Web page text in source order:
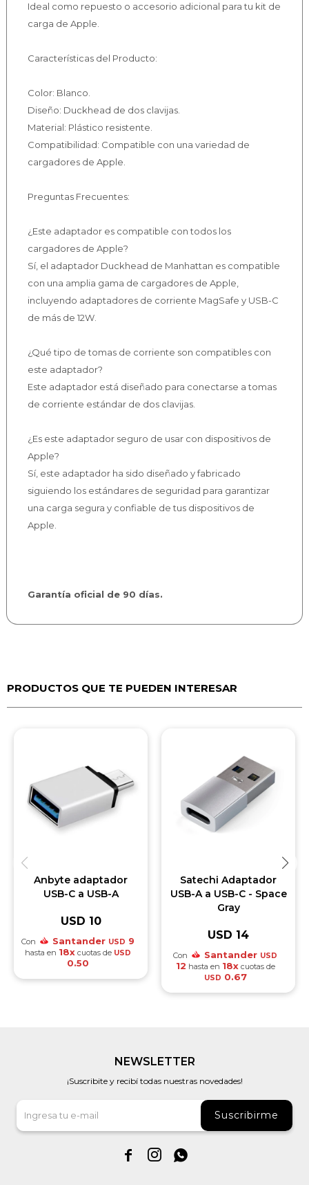
Ideal como repuesto o accesorio adicional para tu kit de
carga de Apple.
Características del Producto:
Color: Blanco.
Diseño: Duckhead de dos clavijas.
Material: Plástico resistente.
Compatibilidad: Compatible con una variedad de
cargadores de Apple.
Preguntas Frecuentes:
¿Este adaptador es compatible con todos los
cargadores de Apple?
Sí, el adaptador Duckhead de Manhattan es compatible
con una amplia gama de cargadores de Apple,
incluyendo adaptadores de corriente MagSafe y USB-C
de más de 12W.
¿Qué tipo de tomas de corriente son compatibles con
este adaptador?
Este adaptador está diseñado para conectarse a tomas
de corriente estándar de dos clavijas.
¿Es este adaptador seguro de usar con dispositivos de
Apple?
Sí, este adaptador ha sido diseñado y fabricado
siguiendo los estándares de seguridad para garantizar
una carga segura y confiable de tus dispositivos de
Apple.
Garantía oficial de 90 días.
PRODUCTOS QUE TE PUEDEN INTERESAR
Anbyte adaptador
USB-C a USB-A
USD 10
Con Santander USD 9
hasta en 18xcuotas de USD
0.50
Satechi Adaptador
USB-A a USB-C - Space
Gray
USD 14
Con Santander USD
12 hasta en 18xcuotas de
USD 0.67
NEWSLETTER
¡Suscribite y recibí todas nuestras novedades!
Suscribirme
  